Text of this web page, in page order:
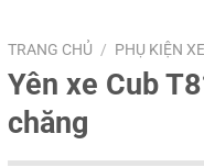
TRANG CHỦ / PHỤ KIỆN
Yên xe Cub
chăng